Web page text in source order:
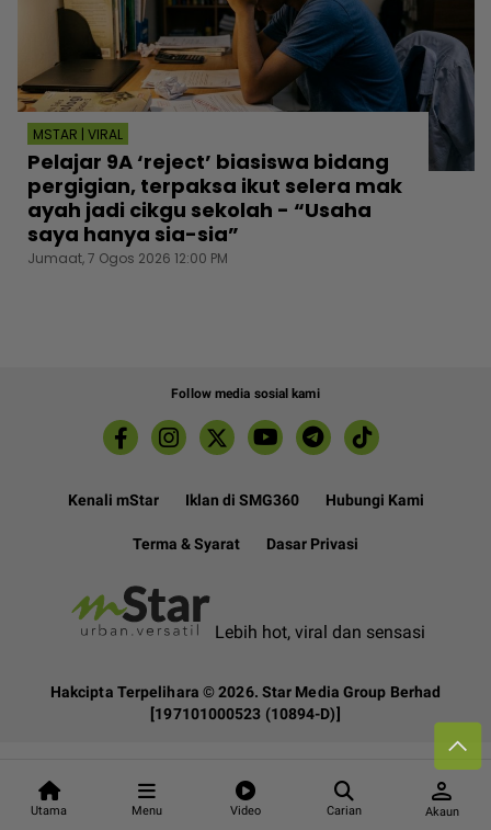
Utama Menu Video Carian
person
Akaun
MSTAR | VIRAL
Pelajar 9A ‘reject’ biasiswa bidang
pergigian, terpaksa ikut selera mak
ayah jadi cikgu sekolah - “Usaha
saya hanya sia-sia”
Jumaat, 7 Ogos 2026 12:00 PM
Follow media sosial kami
Kenali mStar Iklan di SMG360 Hubungi Kami
Terma & Syarat Dasar Privasi
Lebih hot, viral dan sensasi
Hakcipta Terpelihara ©2026. Star Media Group Berhad
[197101000523 (10894-D)]